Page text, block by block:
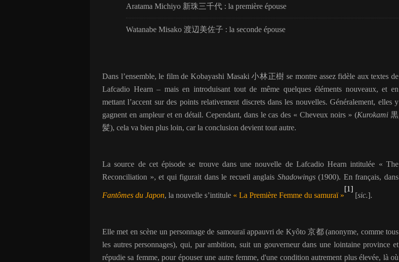
Aratama Michiyo 新珠三千代 : la première épouse
Watanabe Misako 渡辺美佐子 : la seconde épouse
Dans l’ensemble, le film de Kobayashi Masaki小林正樹 se montre assez fidèle aux textes de
Lafcadio Hearn – mais en introduisant tout de même quelques éléments nouveaux, et en
mettant l’accent sur des points relativement discrets dans les nouvelles. Généralement, elles y
gagnent en ampleur et en détail. Cependant, dans le cas des « Cheveux noirs » (Kurokami 黒
髪), cela va bien plus loin, car la conclusion devient tout autre.
La source de cet épisode se trouve dans une nouvelle de Lafcadio Hearn intitulée « The
Reconciliation », et qui figurait dans le recueil anglais Shadowings(1900). En français, dans
Fantômes du Japon, la nouvelle s’intitule « La Première Femme du samuraï »
[1]
[sic.].
Elle met en scène un personnage de samouraï appauvri de Kyôto京都(anonyme, comme tous
les autres personnages), qui, par ambition, suit un gouverneur dans une lointaine province et
répudie sa femme, pour épouser une autre femme, d'une condition autrement plus élevée, là où